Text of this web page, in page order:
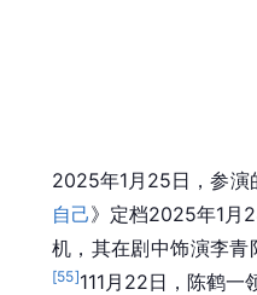
2025年1月25日，参演
自己》定档2025年1月
机，其在剧中饰演李青
[55]111月22日，陈鹤